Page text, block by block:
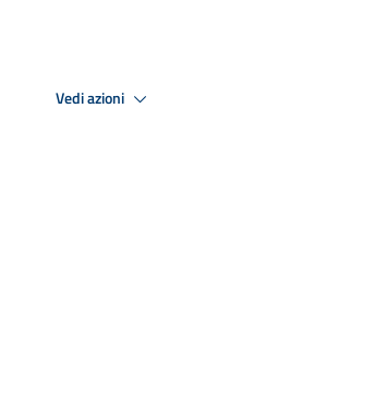
Vedi azioni